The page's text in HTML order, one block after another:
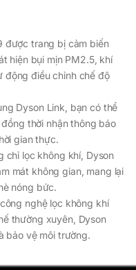
được trang bị cảm biến
hiện bụi mịn PM2.5, khí
động điều chỉnh chế độ
Dyson Link, bạn có thể
thời nhận thông báo
gian thực.
chỉ lọc không khí, Dyson
mát không gian, mang lại
nóng bức.
nghệ lọc không khí
thường xuyên, Dyson
bảo vệ môi trường.